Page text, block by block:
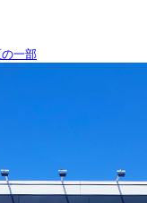
一部